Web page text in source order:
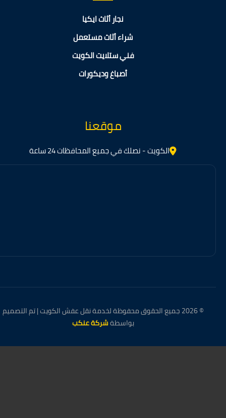
نجار أثاث ايكيا
شراء أثاث مستعمل
فني ستلايت الكويت
أصباغ وديكورات
موقعنا
الكويت - نصلك في جميع المحافظات 24 ساعة
© 2026 جميع الحقوق محفوظة لخدمة نقل عفش الكويت | تم التصميم
بواسطةشركة عنكب